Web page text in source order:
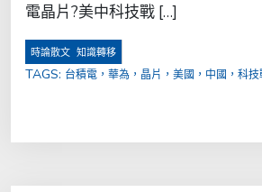
電晶片?美中科技戰 […]
時論散文 知識轉移
TAGS: 台積電，華為，晶片，美國，中國，科技